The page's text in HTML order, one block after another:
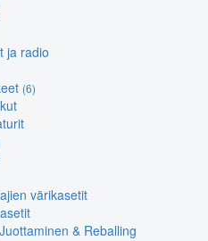
ja radio
(6)
värikasetit
Juottaminen & Reballing